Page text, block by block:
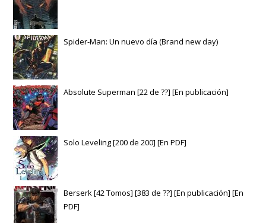
Spider-Man: Un nuevo día (Brand new day)
Absolute Superman [22 de ??] [En publicación]
Solo Leveling [200 de 200] [En PDF]
Berserk [42 Tomos] [383 de ??] [En publicación] [En
PDF]